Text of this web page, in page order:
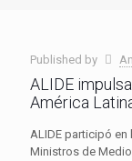
Published by
ALIDE
América
ALIDE participó en
Ministros de